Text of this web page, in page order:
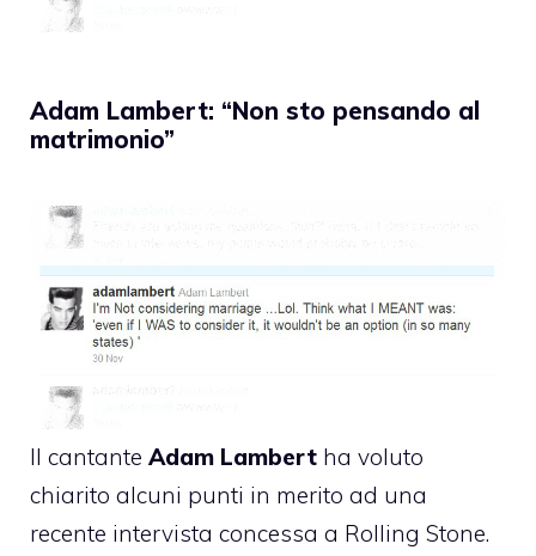
Adam Lambert: “Non sto pensando al
matrimonio”
Il cantante Adam Lambert ha voluto
chiarito alcuni punti in merito ad una
recente intervista concessa a Rolling Stone.